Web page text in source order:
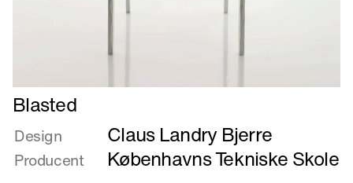
Læs
mere
om
Blasted
Blasted
Design Claus Landry Bjerre
Producent Københavns Tekniske Skole